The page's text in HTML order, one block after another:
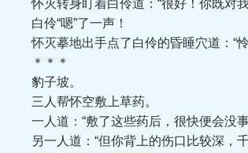
怀灭转身盯着白伶道：“很好！你既对我
白伶“嗯”了一声！
怀灭摹地出手点了白伶的昏睡穴道：“怜
＊＊＊
豹子坡。
三人帮怀空敷上草药。
一人道：“敷了这些药后，很快便会没事
另一人道：“但你背上的伤口比较深，千